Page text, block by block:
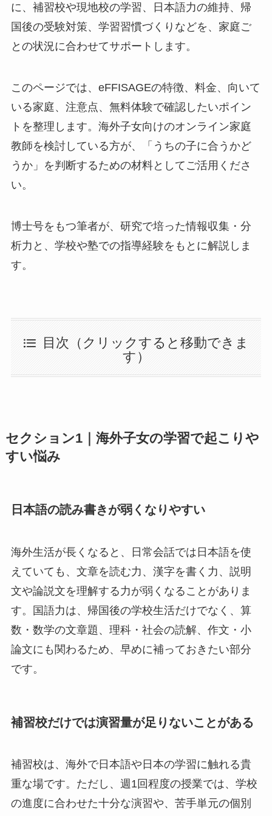
に、補習校や現地校の学習、日本語力の維持、帰
国後の受験対策、学習習慣づくりなどを、家庭ご
との状況に合わせてサポートします。
このページでは、eFFISAGEの特徴、料金、向いて
いる家庭、注意点、無料体験で確認したいポイン
トを整理します。海外子女向けのオンライン家庭
教師を検討している方が、「うちの子に合うかど
うか」を判断するための材料としてご活用くださ
い。
博士号をもつ筆者が、研究で培った情報収集・分
析力と、学校や塾での指導経験をもとに解説しま
す。
目次（クリックすると移動できま
す）
セクション1｜海外子女の学習で起こりや
すい悩み
日本語の読み書きが弱くなりやすい
海外生活が長くなると、日常会話では日本語を使
えていても、文章を読む力、漢字を書く力、説明
文や論説文を理解する力が弱くなることがありま
す。国語力は、帰国後の学校生活だけでなく、算
数・数学の文章題、理科・社会の読解、作文・小
論文にも関わるため、早めに補っておきたい部分
です。
補習校だけでは演習量が足りないことがある
補習校は、海外で日本語や日本の学習に触れる貴
重な場です。ただし、週1回程度の授業では、学校
の進度に合わせた十分な演習や、苦手単元の個別